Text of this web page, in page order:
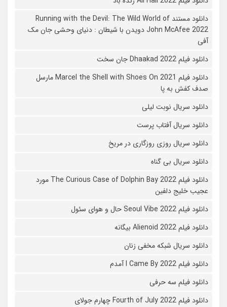
دانلود مستند Running with the Devil: The Wild World of
John McAfee 2022 دویدن با شیطان : دنیای وحشی جان مک
آفی
دانلود فیلم Dhaakad 2022 جان سخت
دانلود فیلم Marcel the Shell with Shoes On 2021 مارسل
صدف کفش به پا
دانلود سریال نوبت لیلی
دانلود سریال آفتاب پرست
دانلود سریال روزی روزگاری در مریخ
دانلود سریال بی گناه
دانلود فیلم The Curious Case of Dolphin Bay 2022 مورد
عجیب خلیج دلفین
دانلود فیلم Seoul Vibe 2022 حال و هوای سئول
دانلود فیلم Alienoid 2022 بیگانه
دانلود سریال شبکه مخفی زنان
دانلود فیلم I Came By 2022 آمدم
دانلود فیلم سه حرفی
دانلود فیلم Fourth of July 2022 چهارم جولای